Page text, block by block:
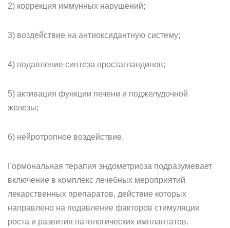
2) коррекция иммунных нарушений;
3) воздействие на антиоксидантную систему;
4) подавление синтеза простагландинов;
5) активация функции печени и поджелудочной
железы;
6) нейротропное воздействие.
Гормональная терапия эндометриоза подразумевает
включение в комплекс лечебных мероприятий
лекарственных препаратов, действие которых
направлено на подавление факторов стимуляции
роста и развития патологических имплантатов.